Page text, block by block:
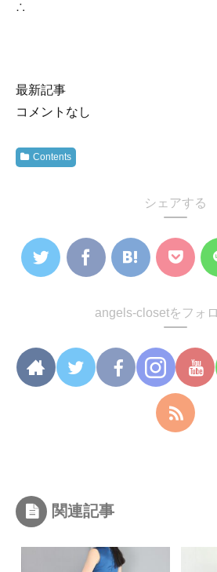
∴
最新記事
コメントなし
Contents
シェアする
angels-closetをフォ
関連記事